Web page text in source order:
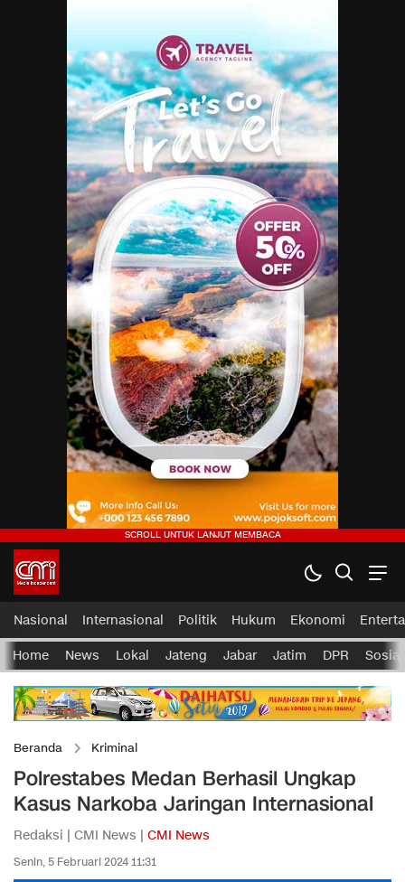
Nasional Internasional Politik Hukum Ekonomi
Home News Lokal Jateng Jabar Jatim DPR Sosial
Beranda Kriminal
Polrestabes Medan Berhasil Ungkap
Kasus Narkoba Jaringan Internasional
Redaksi | CMI News | CMI News
Senin, 5 Februari 2024 11:31